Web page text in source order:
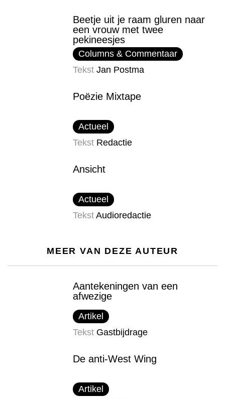
Beetje uit je raam gluren naar
een vrouw met twee
pekineesjes
Columns & Commentaar
Tekst Jan Postma
Poëzie Mixtape
Actueel
Tekst Redactie
Ansicht
Actueel
Tekst Audioredactie
MEER VAN DEZE AUTEUR
Aantekeningen van een
afwezige
Artikel
Tekst Gastbijdrage
De anti-West Wing
Artikel